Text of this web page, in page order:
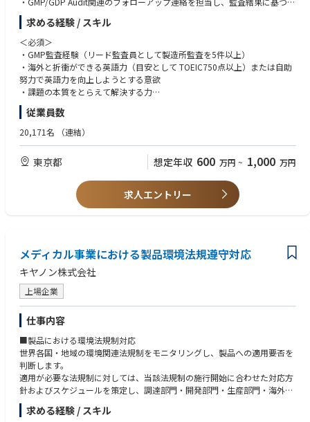
是正措置（CAPA）の実施状況の監視
・Audit Annual Planの策定支援
・監査員トレーニングの企画・実行、監査に関わるツールの整備や改善
統合リスク管理活動の支援：
・CMOおよびサプライヤーのリスク評価
・デューデリジェンスやサイトセレクションの支援
・品質契約締結支援 （将来的に想定される業務）
≪入社後のキャリアパス≫
・第一三共グループのグローバル製品品質保証に最も重要な製造所管理を
推進・統括する中核的人材へと育成する。又は、第一三共グループのQMS
・当人の適性を踏まえ、品質保証分野（及び関連分野）の幅広い業務経験
によりキャリアを形成し、幹部職への登用を視野に入れた育成を行う。
求める経験 / スキル
＜必須＞
・GMP監査経験（リード監査員として製造所監査を5件以上）
・海外と折衝ができる英語力（目安として TOEIC750点以上）または自助
努力で英語力を向上しようとする意欲
・課題の本質をとらえて解決する力
・日本語、英語の文書作成能力、発信力
＜歓迎＞
・国内外当局によるGMP査察対応経験
・新製品の国内外申請業務（CMC領域）の経験
・QMSのグローバル調和推進の経験
・プロジェクトマネジメント能力
従業員数
20,171名 （連結）
東京都 想定年収 600 万円 ~ 1,000 万円
求人エントリー
メディカル事業における製品環境法規遵守対応
キヤノン株式会社
上場企業
仕事内容
■製品における環境法規制対応
世界各国・地域の環境関連法規制をモニタリングし、製品への適用要否を
判断します。
適用が必要な法規制に対しては、当該法規制の施行開始に合わせた対応方
針およびスケジュールを策定し、調達部門・開発部門・生産部門・海外販
社等、多岐に亘る関係部門と調整や交渉を行いながら必要な指示を出し、
スケジュールに対する進捗を管理します。
求める経験 / スキル